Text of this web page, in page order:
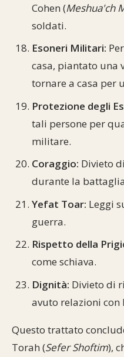
Cohen (Meshua'ch
soldati.
Esoneri Militari:
casa, piantato una
tornare a casa per
Protezione degli
tali persone per
militare.
Coraggio: Divieto
durante la
Yefat Toar: Leggi
guerra.
Rispetto della
come schiava.
Dignità: Divieto di
avuto relazioni con
Questo trattato
Torah (Sefer Shoftim),